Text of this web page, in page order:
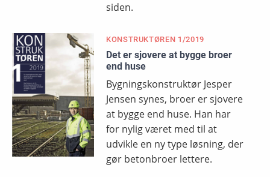
siden.
KONSTRUKTØREN 1/2019
Det er sjovere at bygge broer
end huse
Bygningskonstruktør Jesper
Jensen synes, broer er sjovere
at bygge end huse. Han har
for nylig været med til at
udvikle en ny type løsning, der
gør betonbroer lettere.